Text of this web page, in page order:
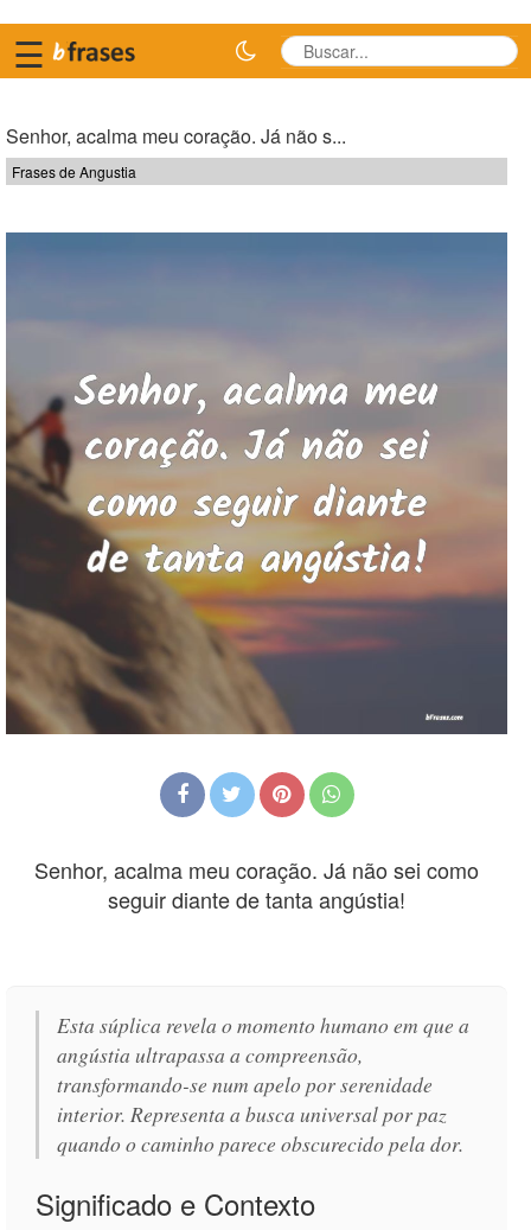
☰
Senhor, acalma meu coração. Já não s...
Frases de Angustia
Senhor, acalma meu coração. Já não sei como
seguir diante de tanta angústia!
Esta súplica revela o momento humano em que a
angústia ultrapassa a compreensão,
transformando-se num apelo por serenidade
interior. Representa a busca universal por paz
quando o caminho parece obscurecido pela dor.
Significado e Contexto